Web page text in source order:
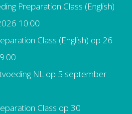
Preparation Class (English)
10:00
Class (English) op 26
NL op 5 september
Class op 30